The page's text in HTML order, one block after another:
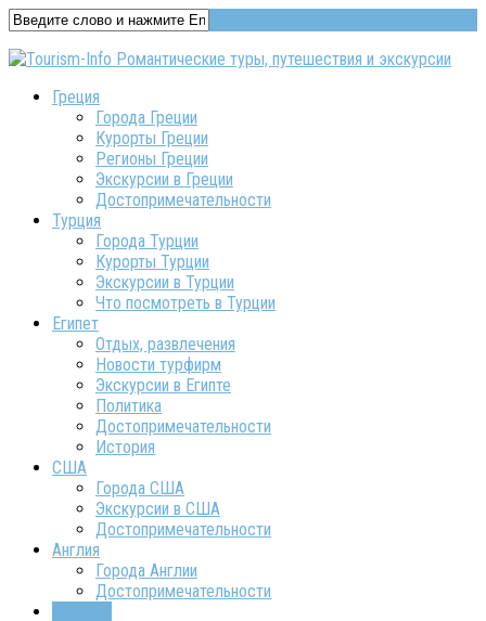
Греция
Города Греции
Курорты Греции
Регионы Греции
Экскурсии в Греции
Достопримечательности
Турция
Города Турции
Курорты Турции
Экскурсии в Турции
Что посмотреть в Турции
Египет
Отдых, развлечения
Новости турфирм
Экскурсии в Египте
Политика
Достопримечательности
История
США
Города США
Экскурсии в США
Достопримечательности
Англия
Города Англии
Достопримечательности